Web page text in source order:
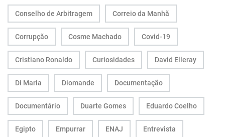
Conselho de Arbitragem Correio da Manhã
Corrupção Cosme Machado Covid-19
Cristiano Ronaldo Curiosidades David Elleray
Di Maria Diomande Documentação
Documentário Duarte Gomes Eduardo Coelho
Egipto Empurrar ENAJ Entrevista